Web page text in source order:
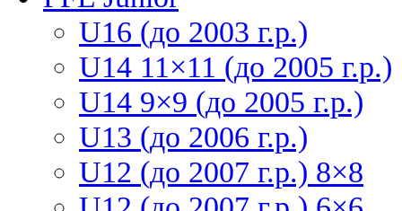
U16 (до 2003 г.р.)
U14 11×11 (до 2005 г.р.)
U14 9×9 (до 2005 г.р.)
U13 (до 2006 г.р.)
U12 (до 2007 г.р.) 8×8